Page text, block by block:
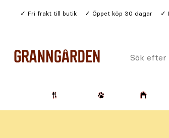
Fri frakt till butik Öppet köp 30 dagar
Sök